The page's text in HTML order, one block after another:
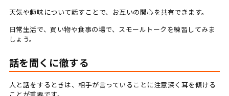
天気や趣味について話すことで、お互いの関心を共有できます。
日常生活で、買い物や食事の場で、スモールトークを練習してみま
しょう。
話を聞くに徹する
人と話をするときは、相手が言っていることに注意深く耳を傾ける